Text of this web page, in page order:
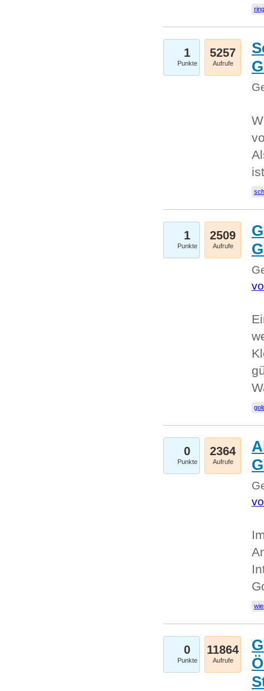
ring
1
Punkte
5257
Aufrufe
1
Punkte
2509
Aufrufe
0
Punkte
2364
Aufrufe
0
Punkte
11864
Aufrufe